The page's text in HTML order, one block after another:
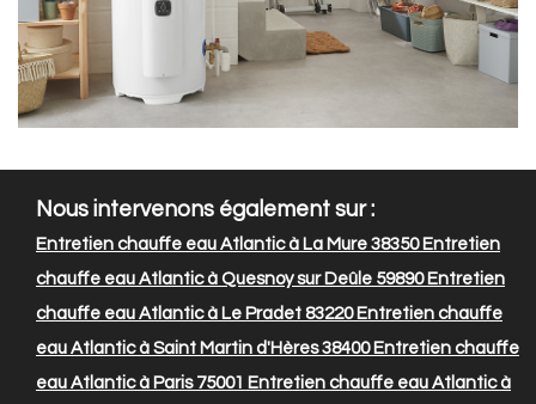
Nous intervenons également sur :
Entretien chauffe eau Atlantic à La Mure 38350Entretien
chauffe eau Atlantic à Quesnoy sur Deûle 59890Entretien
chauffe eau Atlantic à Le Pradet 83220Entretien chauffe
eau Atlantic à Saint Martin d'Hères 38400Entretien chauffe
eau Atlantic à Paris 75001 Entretien chauffe eau Atlantic à